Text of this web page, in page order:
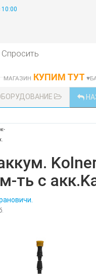
Спросить
МАГАЗИН КУПИМ ТУТ
ть с